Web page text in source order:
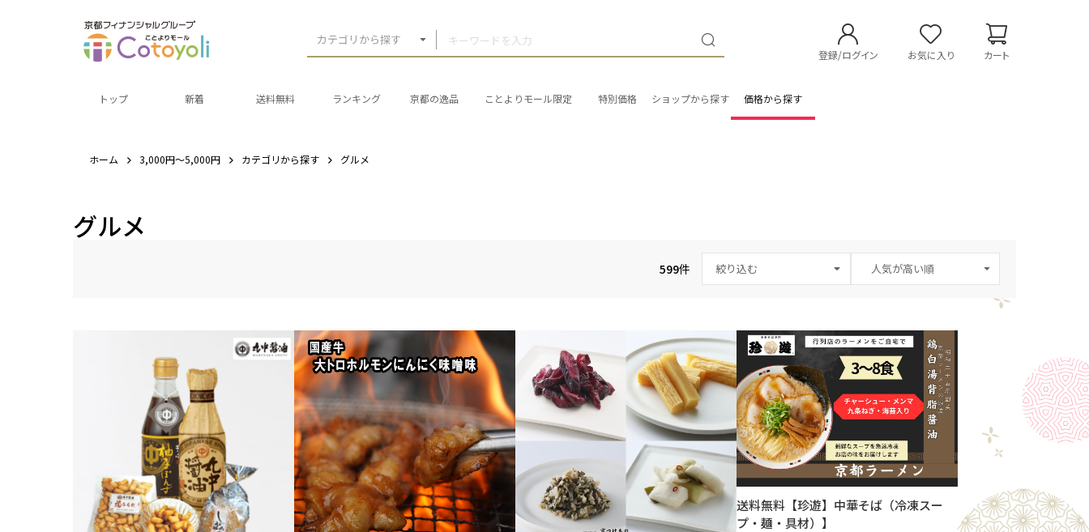
カテゴリから探す
登録/ログイン お気に入り カート
トップ 新着 送料無料 ランキング 京都の逸品 ことよりモール限定 特別価格 ショップから探す 価格から探す
ホーム 3,000円～5,000円 カテゴリから探す グルメ
グルメ
599件 絞り込む
送料無料【珍遊】中華そば（冷凍スー
プ・麺・具材）】